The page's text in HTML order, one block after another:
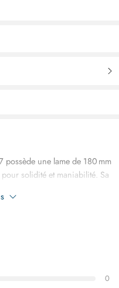
possède une lame de 180 mm
solidité et maniabilité. Sa
et finition.
0